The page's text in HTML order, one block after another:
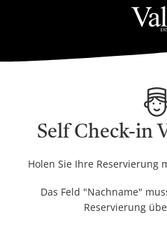
Self Check-in
Holen Sie Ihre Reservierung
Das Feld "Nachname"
Reservierung